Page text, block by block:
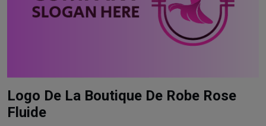
Logo De La Boutique De Robe Rose
Fluide